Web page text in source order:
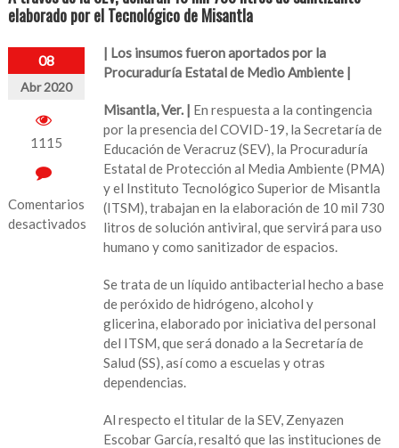
elaborado por el Tecnológico de Misantla
08
Abr 2020
1115
Comentarios
desactivados
| Los insumos fueron aportados por la
Procuraduría Estatal de Medio Ambiente |
Misantla, Ver. | En respuesta a la contingencia
por la presencia del COVID-19, la Secretaría de
Educación de Veracruz (SEV), la Procuraduría
Estatal de Protección al Media Ambiente (PMA)
y el Instituto Tecnológico Superior de Misantla
(ITSM), trabajan en la elaboración de 10 mil 730
litros de solución antiviral, que servirá para uso
humano y como sanitizador de espacios.
Se trata de un líquido antibacterial hecho a base
de peróxido de hidrógeno, alcohol y
glicerina, elaborado por iniciativa del personal
del ITSM, que será donado a la Secretaría de
Salud (SS), así como a escuelas y otras
dependencias.
Al respecto el titular de la SEV, Zenyazen
Escobar García, resaltó que las instituciones de